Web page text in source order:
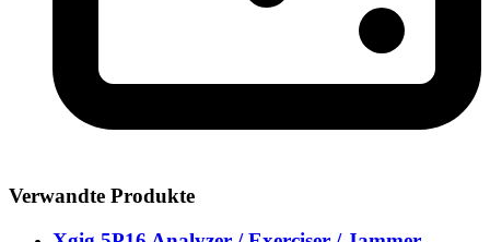
Verwandte Produkte